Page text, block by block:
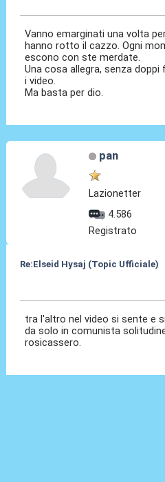
Vanno emarginati una volta
hanno rotto il cazzo. Ogni
escono con ste merdate.
Una cosa allegra, senza
i video.
Ma basta per dio.
pan
Lazionetter
4.586
Registrato
Re:Elseid Hysaj (Topic Ufficiale)
tra l'altro nel video si sente e
da solo in comunista
rosicassero.